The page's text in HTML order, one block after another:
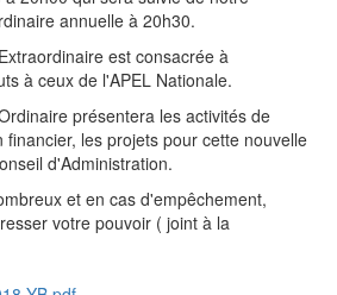
annuelle à 20h30.
est consacrée à
à ceux de l'APEL Nationale.
présentera les activités de
financier, les projets pour cette nouvelle
d'Administration.
et en cas d'empêchement,
votre pouvoir ( joint à la